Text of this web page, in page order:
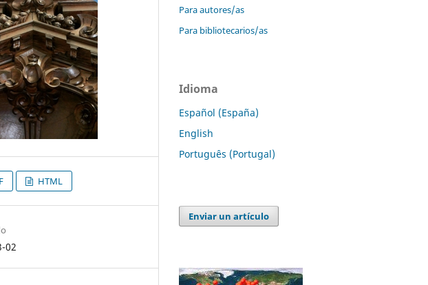
HTML
02
Para autores/as
Para bibliotecarios/as
Idioma
Español (España)
English
Português (Portugal)
Enviar un artículo